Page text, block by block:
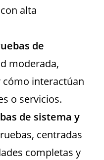
alta
de
moderada,
cómo interactúan
o servicios.
de sistema y
centradas
completas y